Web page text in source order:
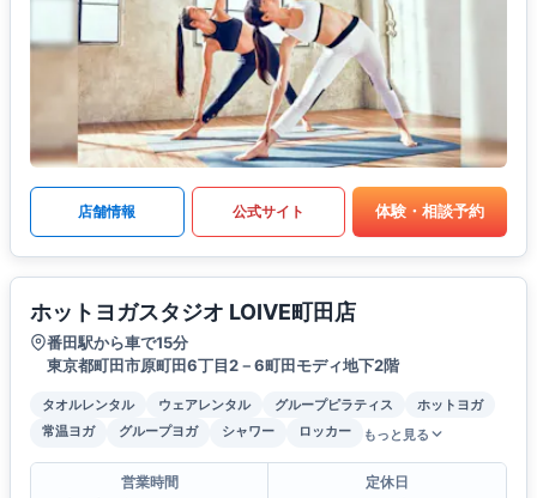
店舗情報 公式サイト 体験・相談予約
ホットヨガスタジオ LOIVE町田店
番田駅から車で15分
東京都町田市原町田6丁目2－6町田モディ地下2階
タオルレンタル ウェアレンタル グループピラティス
ホットヨガ
常温ヨガ
グループヨガ シャワー ロッカー もっと見る
営業時間
定休日